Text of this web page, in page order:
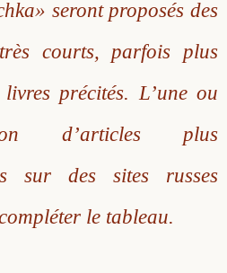
seront proposés des
courts, parfois plus
précités. L’une ou
d’articles plus
sur des sites russes
le tableau.